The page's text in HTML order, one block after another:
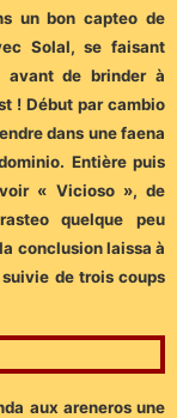
un bon capteo de
Solal, se faisant
avant de brinder à
! Début par cambio
dans une faena
Entière puis
« Vicioso », de
quelque peu
conclusion laissa à
suivie de trois coups
aux areneros une